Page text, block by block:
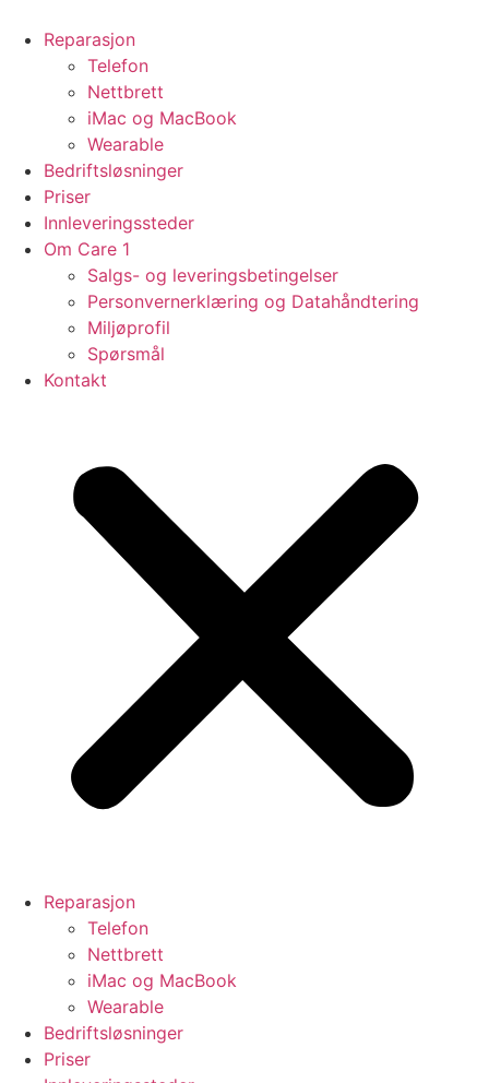
Reparasjon
Telefon
Nettbrett
iMac og MacBook
Wearable
Bedriftsløsninger
Priser
Innleveringssteder
Om Care 1
Salgs- og leveringsbetingelser
Personvernerklæring og Datahåndtering
Miljøprofil
Spørsmål
Kontakt
Reparasjon
Telefon
Nettbrett
iMac og MacBook
Wearable
Bedriftsløsninger
Priser